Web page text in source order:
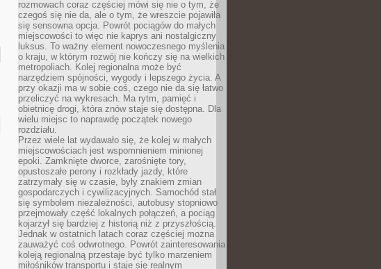
rozmowach coraz częściej mówi się nie o tym, że
czegoś się nie da, ale o tym, że wreszcie pojawiła
się sensowna opcja. Powrót pociągów do małych
miejscowości to więc nie kaprys ani nostalgiczny
luksus. To ważny element nowoczesnego myślenia
o kraju, w którym rozwój nie kończy się na wielkich
metropoliach. Kolej regionalna może być
narzędziem spójności, wygody i lepszego życia. A
przy okazji ma w sobie coś, czego nie da się łatwo
przeliczyć na wykresach. Ma rytm, pamięć i
obietnicę drogi, która znów staje się dostępna. Dla
wielu miejsc to naprawdę początek nowego
rozdziału.
Przez wiele lat wydawało się, że kolej w małych
miejscowościach jest wspomnieniem minionej
epoki. Zamknięte dworce, zarośnięte tory,
opustoszałe perony i rozkłady jazdy, które
zatrzymały się w czasie, były znakiem zmian
gospodarczych i cywilizacyjnych. Samochód stał
się symbolem niezależności, autobusy stopniowo
przejmowały część lokalnych połączeń, a pociąg
kojarzył się bardziej z historią niż z przyszłością.
Jednak w ostatnich latach coraz częściej można
zauważyć coś odwrotnego. Powrót zainteresowania
koleją regionalną przestaje być tylko marzeniem
miłośników transportu i staje się realnym